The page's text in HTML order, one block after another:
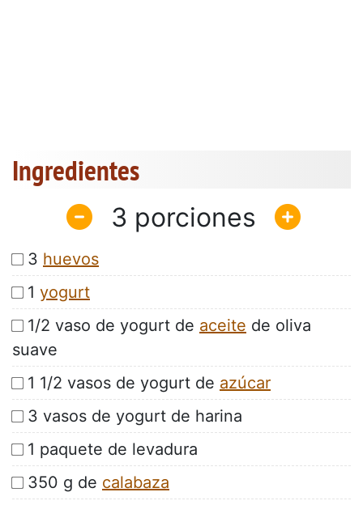
Ingredientes
3
3 huevos
1 yogurt
1/2 vaso de yogurt de aceite de oliva
suave
1 1/2 vasos de yogurt de azúcar
3 vasos de yogurt de harina
1 paquete de levadura
350 g de calabaza